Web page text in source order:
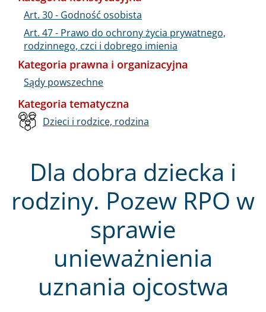
Dla dobra dziecka i
rodziny. Pozew RPO w
sprawie
unieważnienia
uznania ojcostwa
Art. 30 - Godność osobista
Art. 47 - Prawo do ochrony życia prywatnego,
rodzinnego, czci i dobrego imienia
Kategoria prawna i organizacyjna
Sądy powszechne
Kategoria tematyczna
Dzieci i rodzice, rodzina